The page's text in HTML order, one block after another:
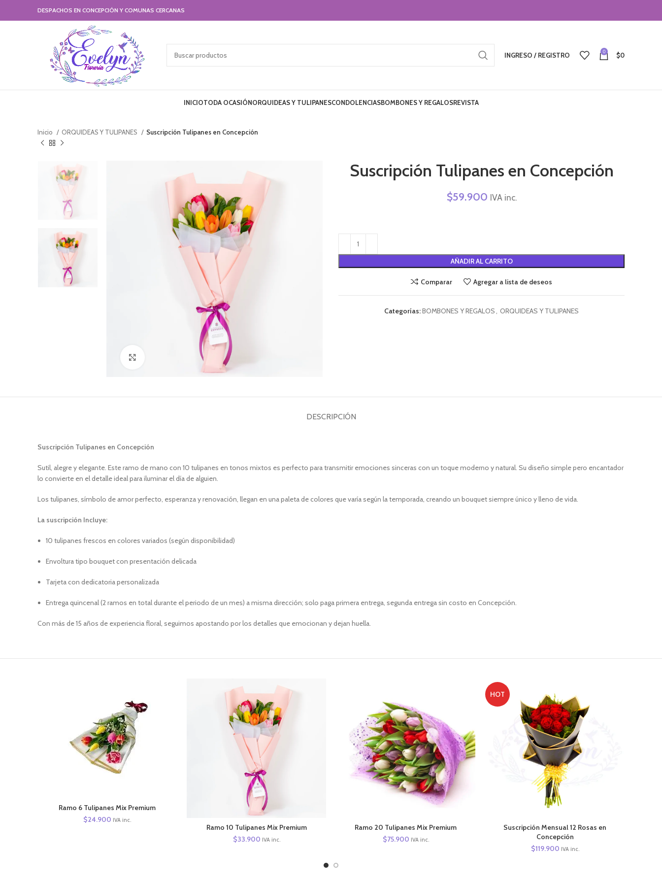
DESPACHOS EN CONCEPCIÓN Y COMUNAS CERCANAS
INGRESO / REGISTRO 0 $0
INICIOTODA OCASIÓNORQUIDEAS Y TULIPANESCONDOLENCIASBOMBONES Y REGALOSREVISTA
Inicio ORQUIDEAS Y TULIPANES Suscripción Tulipanes en Concepción
Suscripción Tulipanes en Concepción
$59.900 IVA inc.
AÑADIR AL CARRITO
Comparar Agregar a lista de deseos
Categorías:BOMBONES Y REGALOS, ORQUIDEAS Y TULIPANES
DESCRIPCIÓN
Suscripción Tulipanes en Concepción
Sutil, alegre y elegante. Este ramo de mano con 10 tulipanes en tonos mixtos es perfecto para transmitir emociones sinceras con un toque moderno y natural. Su diseño simple pero encantador
lo convierte en el detalle ideal para iluminar el día de alguien.
Los tulipanes, símbolo de amor perfecto, esperanza y renovación, llegan en una paleta de colores que varía según la temporada, creando un bouquet siempre único y lleno de vida.
La suscripción Incluye:
10 tulipanes frescos en colores variados (según disponibilidad)
Envoltura tipo bouquet con presentación delicada
Tarjeta con dedicatoria personalizada
Entrega quincenal (2 ramos en total durante el periodo de un mes) a misma dirección; solo paga primera entrega, segunda entrega sin costo en Concepción.
Con más de 15 años de experiencia floral, seguimos apostando por los detalles que emocionan y dejan huella.
AÑADIR AL CARRITO
Ramo 6 Tulipanes Mix Premium
$24.900 IVA inc. AÑADIR AL CARRITO
Ramo 10 Tulipanes Mix Premium
$33.900 IVA inc.
AÑADIR AL CARRITO
Ramo 20 Tulipanes Mix Premium
$75.900 IVA inc.
HOT
AÑADIR AL CARRITO
Suscripción Mensual 12 Rosas en
Concepción
$119.900 IVA inc.